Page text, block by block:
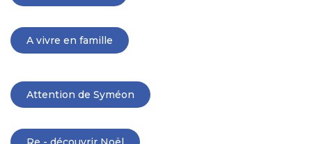
A vivre en famille
Attention de Syméon